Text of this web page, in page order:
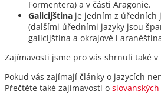
Formentera) a v části Aragonie.
Galicijština je jedním z úředních
(dalšími úředními jazyky jsou
galicijština a okrajově i
Zajímavosti jsme pro vás shrnuli také
Pokud vás zajímají články o jazycích
Přečtěte také zajímavosti o slovanských